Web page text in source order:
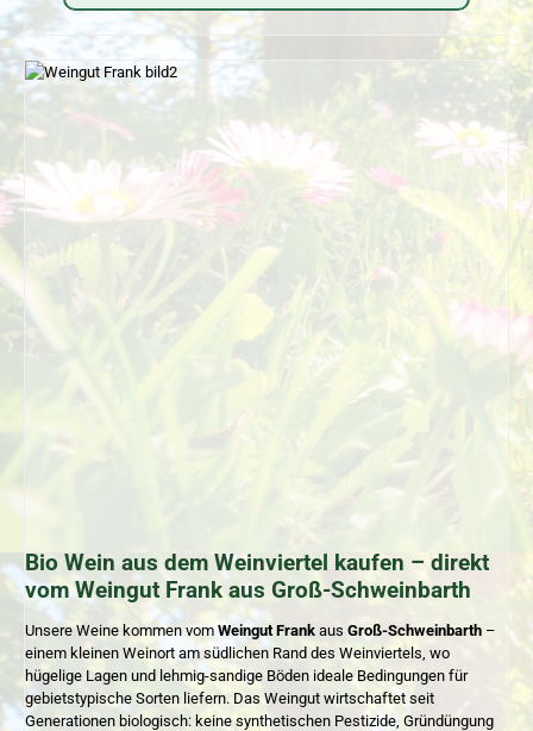
Bio Wein aus dem Weinviertel kaufen – direkt
vom Weingut Frank aus Groß-Schweinbarth
Unsere Weine kommen vom Weingut Frank aus Groß-Schweinbarth –
einem kleinen Weinort am südlichen Rand des Weinviertels, wo
hügelige Lagen und lehmig-sandige Böden ideale Bedingungen für
gebietstypische Sorten liefern. Das Weingut wirtschaftet seit
Generationen biologisch: keine synthetischen Pestizide, Gründüngung